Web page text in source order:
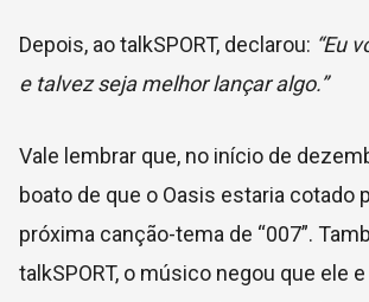
Depois, ao talkSPORT, declarou: “Eu
e talvez seja melhor lançar algo.”
Vale lembrar que, no início de
boato de que o Oasis estaria cotado
próxima canção-tema de “007”.
talkSPORT, o músico negou que ele